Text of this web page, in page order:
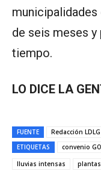
de seis meses y
tiempo.
LO DICE LA
FUENTE
Redacción LDLG
ETIQUETAS
convenio
lluvias intensas